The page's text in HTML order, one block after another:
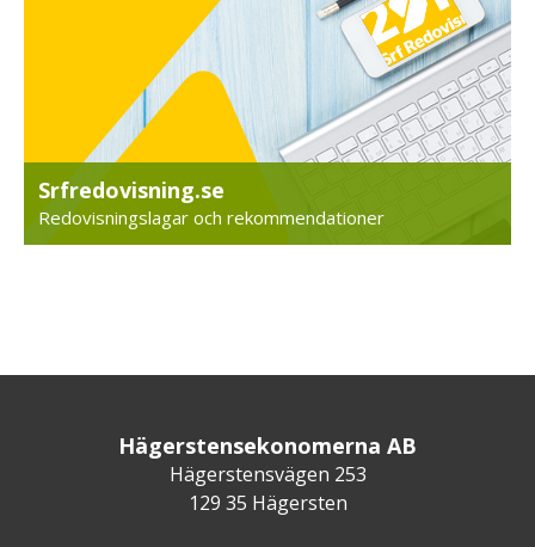
Srfredovisning.se
Redovisningslagar och rekommendationer
Hägerstensekonomerna AB
Hägerstensvägen 253
129 35 Hägersten